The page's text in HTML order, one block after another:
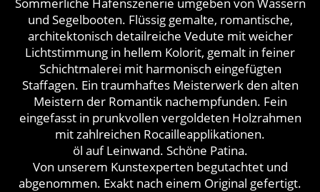
und Segelbooten. Flüssig gemalte, romantische,
architektonisch detailreiche Vedute mit weicher
Lichtstimmung in hellem Kolorit, gemalt in feiner
Schichtmalerei mit harmonisch eingefügten
Staffagen. Ein traumhaftes Meisterwerk den alten
Meistern der Romantik nachempfunden. Fein
eingefasst in prunkvollen vergoldeten Holzrahmen
mit zahlreichen Rocailleapplikationen.
öl auf Leinwand. Schöne Patina.
Von unserem Kunstexperten begutachtet und
abgenommen. Exakt nach einem Original gefertigt.